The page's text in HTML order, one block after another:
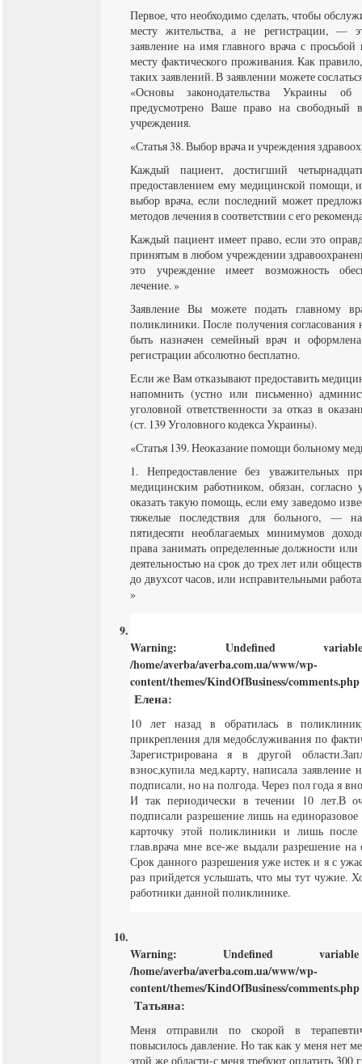
Первое, что необходимо сделать, чтобы
месту жительства, а не регистрации, —
заявление на имя главного врача с
месту фактического проживания. Как
таких заявлений. В заявлении можете
«Основы законодательства Украины об
предусмотрено Ваше право на свободный
учреждения.
«Статья 38. Выбор врача и учреждения
Каждый пациент, достигший
предоставлением ему медицинской помощи,
выбор врача, если последний может
методов лечения в соответствии с его
Каждый пациент имеет право, если это
принятым в любом учреждении
это учреждение имеет возможность
лечение. »
Заявление Вы можете подать главному
поликлиники. После получения
быть назначен семейный врач и
регистрации абсолютно бесплатно.
Если же Вам отказывают предоставить
напомнить (устно или письменно)
уголовной ответственности за отказ в
(ст. 139 Уголовного кодекса Украины).
«Статья 139. Неоказание помощи больному
1. Непредоставление без уважительных
медицинским работником, обязан, согласно
оказать такую ​​помощь, если ему заведомо
тяжелые последствия для больного, —
пятидесяти необлагаемых минимумов
права занимать определенные должности или
деятельностью на срок до трех лет или
до двухсот часов, или исправительными
»
Warning: Undefined
/home/averba/averba.com.ua/www/wp-
content/themes/KindOfBusiness/comments.php
Елена:
10 лет назад в обратилась в
прикрепления для медобслуживания по
Зарегистрирована я в другой
взнос,купила мед.карту, написала заявление
подписали, но на полгода. Через пол года я
И так периодически в течении 10 лет.В
подписали разрешение лишь на
карточку этой поликлиники и лишь
глав.врача мне все-же выдали разрешение
Срок данного разрешения уже истек и я с
раз прийдется услышать, что мы тут чужие.
работники данной поликлинике.
Warning: Undefined
/home/averba/averba.com.ua/www/wp-
content/themes/KindOfBusiness/comments.php
Татьяна:
Меня отправили по скорой в
повысилось давление. Но так как у меня нет
этой же области-с меня требуют оплатить 300